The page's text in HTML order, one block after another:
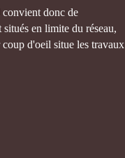
convient donc de
en limite du réseau,
d'oeil situe les travaux